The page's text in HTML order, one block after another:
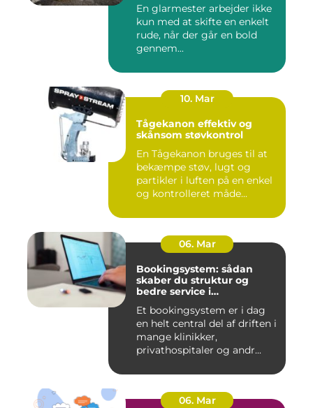
En glarmester arbejder ikke
kun med at skifte en enkelt
rude, når der går en bold
gennem...
10. Mar
Tågekanon effektiv og
skånsom støvkontrol
En Tågekanon bruges til at
bekæmpe støv, lugt og
partikler i luften på en enkel
og kontrolleret måde...
06. Mar
Bookingsystem: sådan
skaber du struktur og
bedre service i
Et bookingsystem er i dag
en helt central del af driften i
mange klinikker,
privathospitaler og andr...
06. Mar